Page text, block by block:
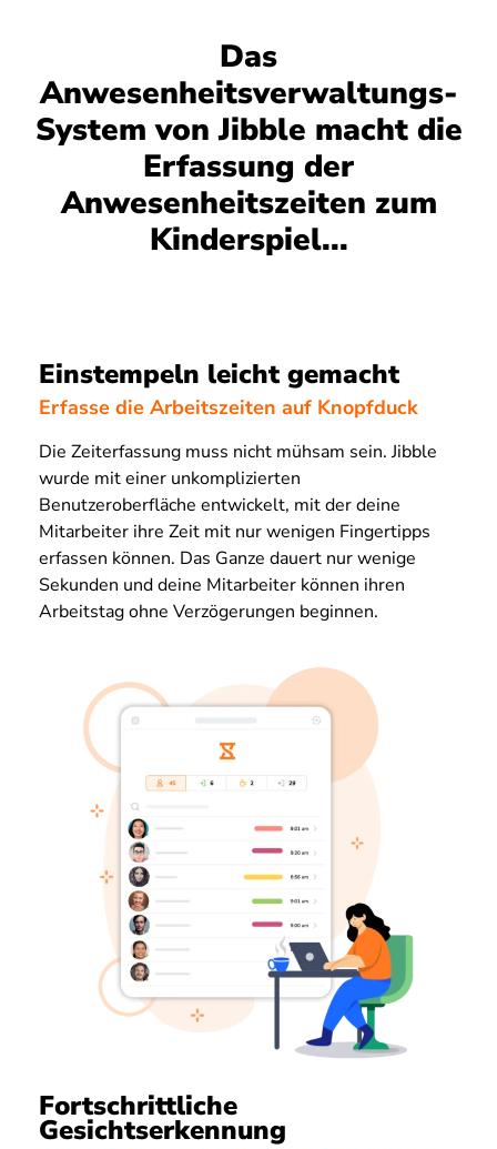
Das
Anwesenheitsverwaltungs-
System von Jibble macht die
Erfassung der
Anwesenheitszeiten zum
Kinderspiel...
Einstempeln leicht gemacht
Erfasse die Arbeitszeiten auf Knopfduck
Die Zeiterfassung muss nicht mühsam sein. Jibble
wurde mit einer unkomplizierten
Benutzeroberfläche entwickelt, mit der deine
Mitarbeiter ihre Zeit mit nur wenigen Fingertipps
erfassen können. Das Ganze dauert nur wenige
Sekunden und deine Mitarbeiter können ihren
Arbeitstag ohne Verzögerungen beginnen.
Fortschrittliche
Gesichtserkennung